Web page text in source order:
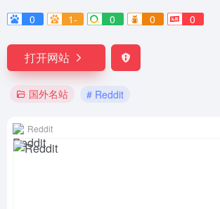
0
1- 0 0 0
打开网站
国外名站 # Reddit
Reddit